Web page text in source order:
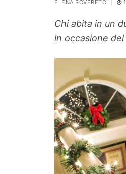
ELENA ROVERETO
Chi abita in un
in occasione